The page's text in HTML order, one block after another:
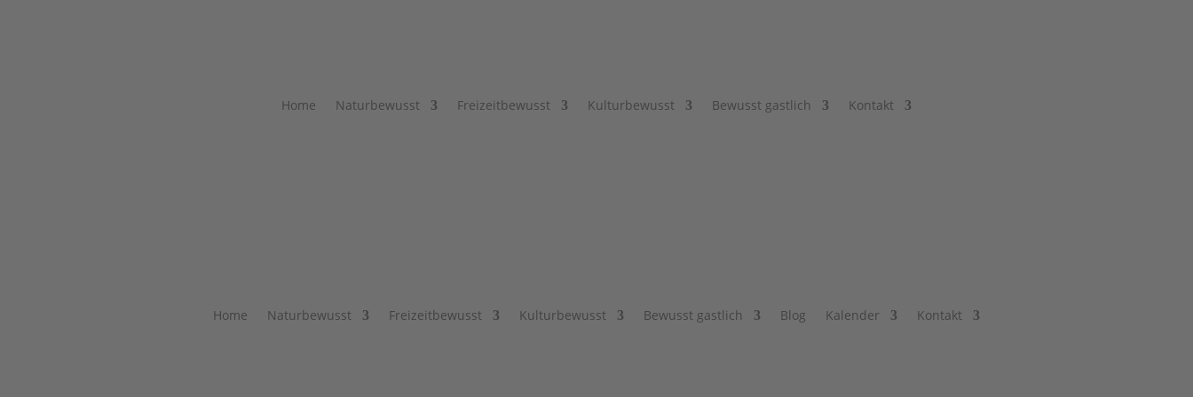
Home Naturbewusst Freizeitbewusst Kulturbewusst Bewusst gastlich Kontakt
Home Naturbewusst Freizeitbewusst Kulturbewusst Bewusst gastlich Blog Kalender Kontakt